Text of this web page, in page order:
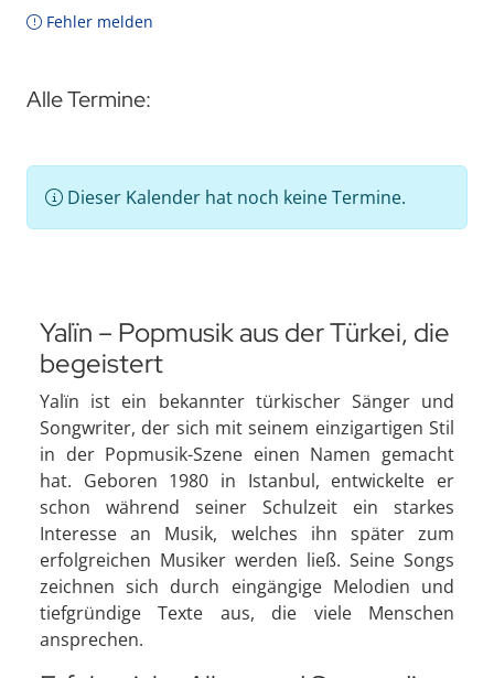
Fehler melden
Alle Termine:
Dieser Kalender hat noch keine Termine.
Yalïn – Popmusik aus der Türkei, die
begeistert
Yalïn ist ein bekannter türkischer Sänger und
Songwriter, der sich mit seinem einzigartigen Stil
in der Popmusik-Szene einen Namen gemacht
hat. Geboren 1980 in Istanbul, entwickelte er
schon während seiner Schulzeit ein starkes
Interesse an Musik, welches ihn später zum
erfolgreichen Musiker werden ließ. Seine Songs
zeichnen sich durch eingängige Melodien und
tiefgründige Texte aus, die viele Menschen
ansprechen.